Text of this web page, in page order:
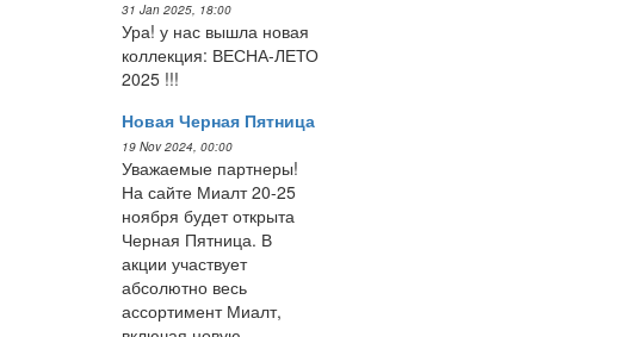
31 Jan 2025, 18:00
Ура! у нас вышла новая
коллекция: ВЕСНА-ЛЕТО
2025 !!!
Новая Черная Пятница
19 Nov 2024, 00:00
Уважаемые партнеры!
На сайте Миалт 20-25
ноября будет открыта
Черная Пятница. В
акции участвует
абсолютно весь
ассортимент Миалт,